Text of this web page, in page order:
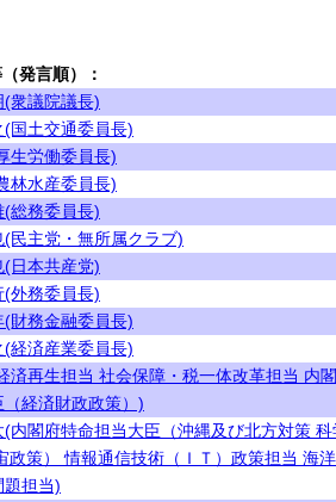
発言順）：
(衆議院議長)
(国土交通委員長)
生労働委員長)
林水産委員長)
(総務委員長)
(民主党・無所属クラブ)
(日本共産党)
(外務委員長)
(財務金融委員長)
(経済産業委員長)
済再生担当 社会保障・税一体改革担当 内
経済財政政策）)
(内閣府特命担当大臣（沖縄及び北方対策 科
政策） 情報通信技術（ＩＴ）政策担当 海
題担当)